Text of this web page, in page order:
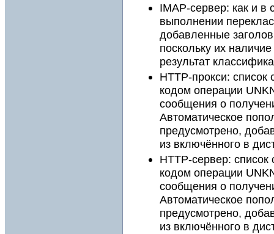
IMAP-сервер: как и в
выполнении
добавленные
поскольку их
результат
HTTP-прокси: список
кодом операции
сообщения о
Автоматическое
предусмотрено,
из включённого в
HTTP-сервер:
кодом операции
сообщения о
Автоматическое
предусмотрено,
из включённого в